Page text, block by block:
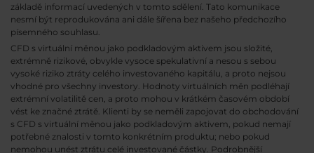
základě informací uvedených v tomto sdělení. Tato komunikace
nesmí být reprodukována ani dále šířena bez našeho předchozího
písemného souhlasu.
CFD s virtuální měnou jako podkladovým aktivem jsou složité,
extrémně rizikové, obvykle vysoce spekulativní a nesou s sebou
vysoké riziko ztráty celého investovaného kapitálu, a proto nejsou
vhodné pro všechny investory. Hodnoty virtuálních měn podléhají
extrémní volatilitě cen, a proto mohou v krátkém časovém období
vést ke značné ztrátě. Klienti by se neměli zapojovat do obchodování
s CFD s virtuální měnou jako podkladovým aktivem, pokud nemají
potřebné znalosti v tomto konkrétním produktu; nebo pokud
nemohou unést ztrátu celé investované částky. Podrobnější